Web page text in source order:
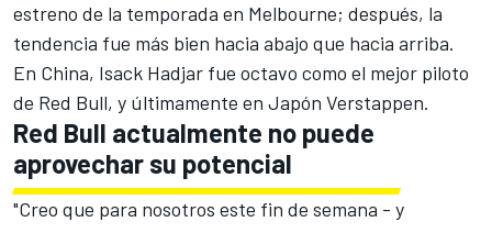
estreno de la temporada en Melbourne; después, la
tendencia fue más bien hacia abajo que hacia arriba.
En China, Isack Hadjar fue octavo como el mejor piloto
de Red Bull, y últimamente en Japón Verstappen.
Red Bull actualmente no puede
aprovechar su potencial
"Creo que para nosotros este fin de semana - y